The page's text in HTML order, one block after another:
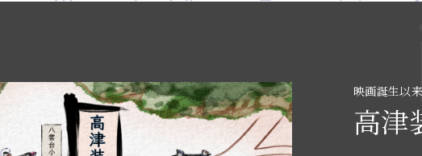
映画誕生以
高津